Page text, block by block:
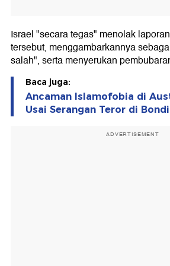
Israel "secara tegas" menolak
tersebut, menggambarkannya
salah", serta menyerukan
Baca juga:
Ancaman Islamofobia di
Usai Serangan Teror di Bondi
ADVERTISEMENT